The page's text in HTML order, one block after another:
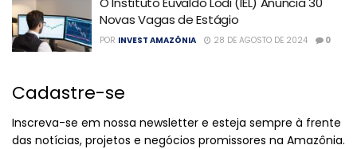
Novas Vagas de Estágio
POR INVEST AMAZÔNIA 28 DE AGOSTO DE 2024 0
Cadastre-se
Inscreva-se em nossa newsletter e esteja sempre à frente
das notícias, projetos e negócios promissores na Amazônia.